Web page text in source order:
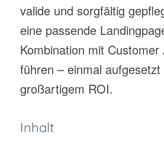
valide und sorgfältig
eine passende
Kombination mit Customer
führen – einmal aufgesetzt
großartigem ROI.
Inhalt